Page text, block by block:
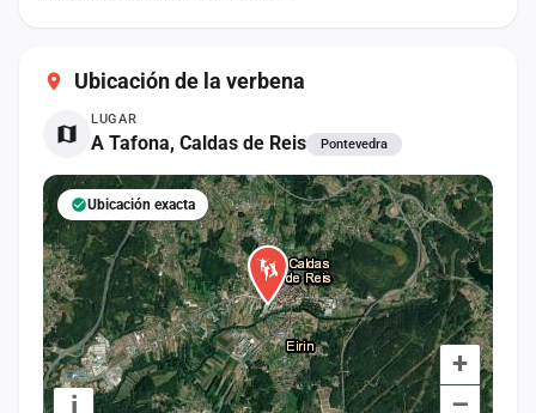
Ubicación de la verbena
LUGAR
A Tafona, Caldas de Reis Pontevedra
+
–
Ubicación exacta